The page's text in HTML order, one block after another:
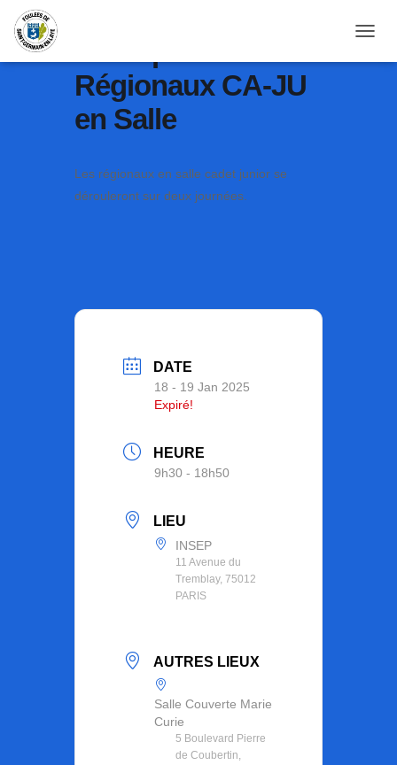
Régionaux CA-JU
en Salle
Les régionaux en salle cadet junior se
dérouleront sur deux journées.
DATE
18 - 19 Jan 2025
Expiré!
HEURE
9h30 - 18h50
LIEU
INSEP
11 Avenue du
Tremblay, 75012
PARIS
AUTRES LIEUX
Salle Couverte Marie
Curie
5 Boulevard Pierre
de Coubertin,